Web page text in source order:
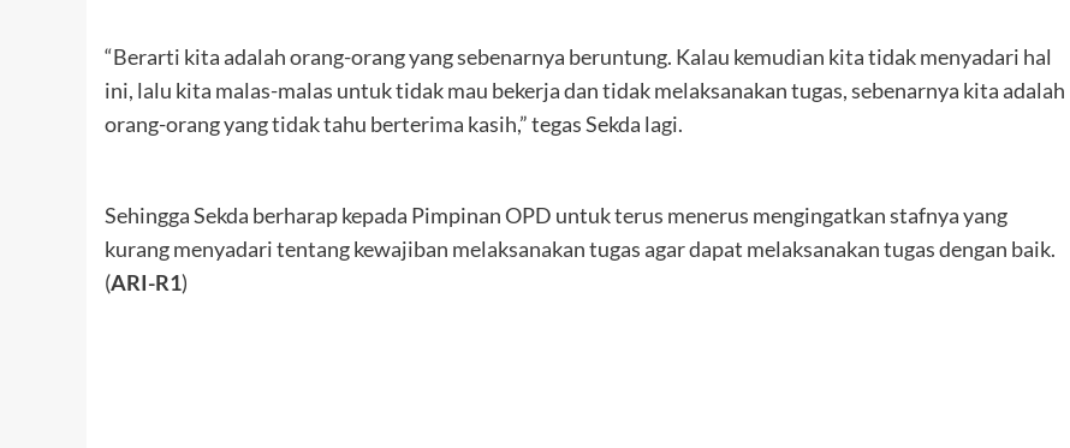
“Berarti kita adalah orang-orang yang sebenarnya beruntung. Kalau kemudian kita tidak menyadari hal
ini, lalu kita malas-malas untuk tidak mau bekerja dan tidak melaksanakan tugas, sebenarnya kita adalah
orang-orang yang tidak tahu berterima kasih,” tegas Sekda lagi.
Sehingga Sekda berharap kepada Pimpinan OPD untuk terus menerus mengingatkan stafnya yang
kurang menyadari tentang kewajiban melaksanakan tugas agar dapat melaksanakan tugas dengan baik.
(ARI-R1)